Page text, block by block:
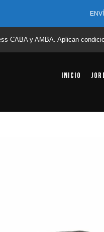
CABA y AMBA. Aplican
Inicio